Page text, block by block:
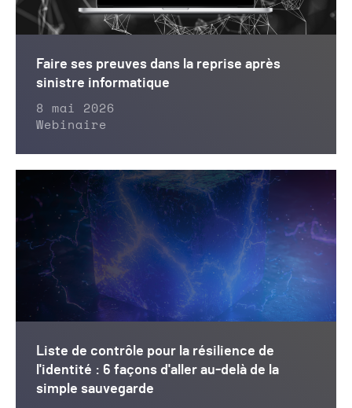
Faire ses preuves dans la reprise après
sinistre informatique
8 mai 2026
Webinaire
Liste de contrôle pour la résilience de
l'identité : 6 façons d'aller au-delà de la
simple sauvegarde